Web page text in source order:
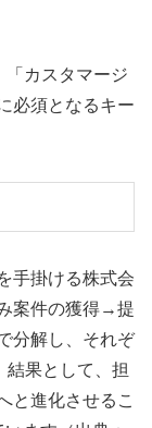
「カスタマージ
必須となるキー
手掛ける株式会
案件の獲得→提
分解し、それぞ
結果として、担
と進化させるこ